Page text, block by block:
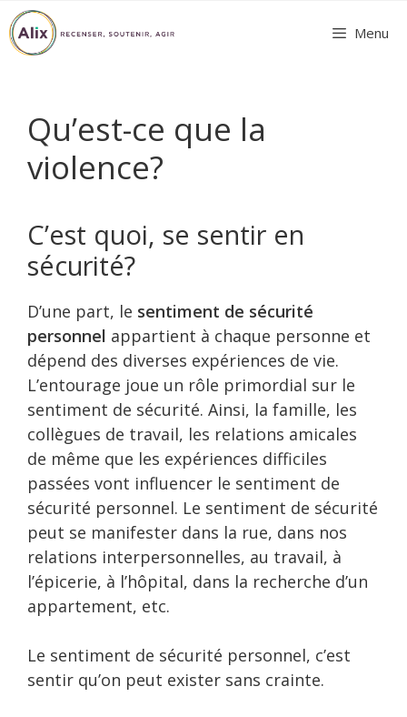
Aller
au
contenu
Menu
Qu’est-ce que la
violence?
C’est quoi, se sentir en
sécurité?
D’une part, le sentiment de sécurité
personnel appartient à chaque personne et
dépend des diverses expériences de vie.
L’entourage joue un rôle primordial sur le
sentiment de sécurité. Ainsi, la famille, les
collègues de travail, les relations amicales
de même que les expériences difficiles
passées vont influencer le sentiment de
sécurité personnel. Le sentiment de sécurité
peut se manifester dans la rue, dans nos
relations interpersonnelles, au travail, à
l’épicerie, à l’hôpital, dans la recherche d’un
appartement, etc.
Le sentiment de sécurité personnel, c’est
sentir qu’on peut exister sans crainte.